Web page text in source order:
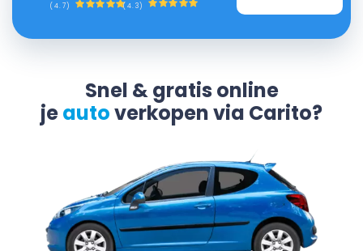
(4.7) (4.3)
Snel & gratis online
jeautoverkopen via Carito?